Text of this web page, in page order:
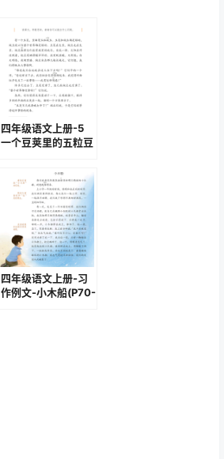
四年级语文上册-5
一个豆荚里的五粒豆
四年级语文上册-习
作例文-小木船(P70-